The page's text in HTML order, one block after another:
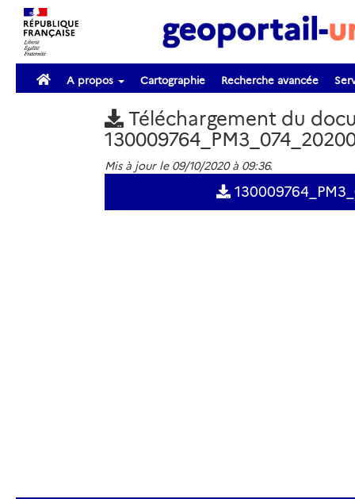
A propos Cartographie Recherche avancée
Téléchargement du
Mis à jour le 09/10/2020 à 09:36.